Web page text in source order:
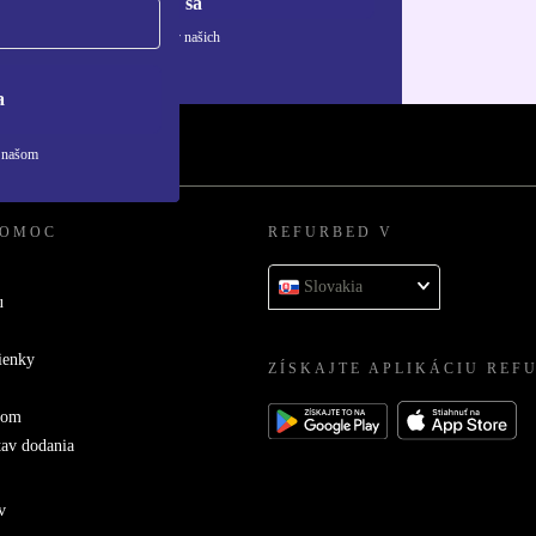
osobných údajov nájdete v našich
dodania
REFURBED V
Slovakia
ZÍSKAJTE APLIKÁCIU